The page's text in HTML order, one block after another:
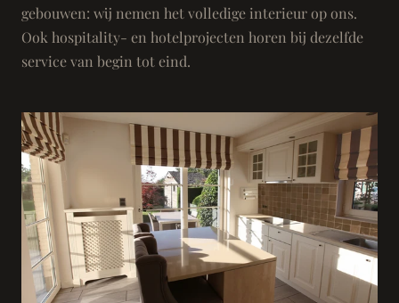
gebouwen: wij nemen het volledige interieur op ons.
Ook hospitality- en hotelprojecten horen bij dezelfde
service van begin tot eind.